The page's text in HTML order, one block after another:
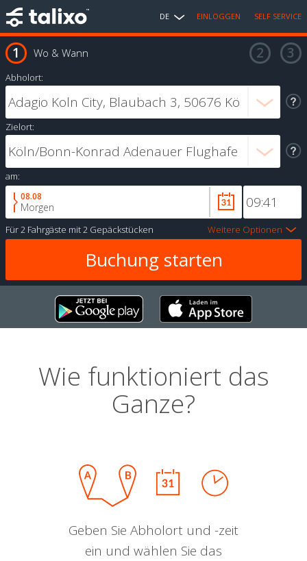
DE EINLOGGEN SELF SERVICE
Wo & Wann
Abholort:
Zielort:
am:
08.08
Morgen
Für2 Fahrgäste mit2 Gepäckstücken Weitere Optionen
Wie funktioniert das
Ganze?
Geben Sie Abholort und -zeit
ein und wählen Sie das